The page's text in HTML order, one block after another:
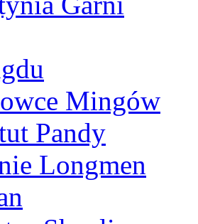
Mingów
Pandy
Longmen